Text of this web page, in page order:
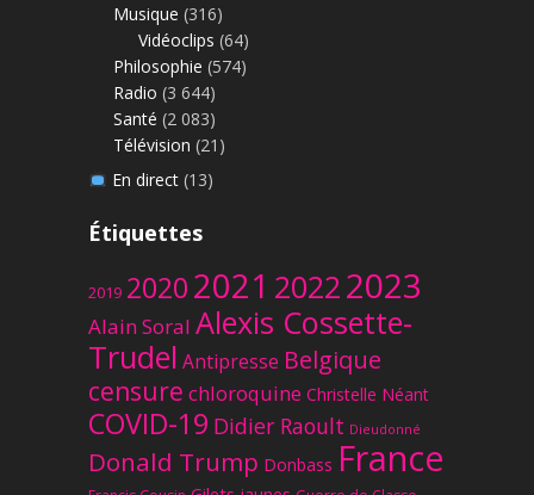
Musique (316)
Vidéoclips (64)
Philosophie (574)
Radio (3 644)
Santé (2 083)
Télévision (21)
En direct(13)
Étiquettes
2019 20202021 20222023
Alain Soral Alexis Cossette-
Trudel Antipresse Belgique
censure chloroquine Christelle Néant
COVID-19 Didier Raoult Dieudonné
Donald Trump Donbass France